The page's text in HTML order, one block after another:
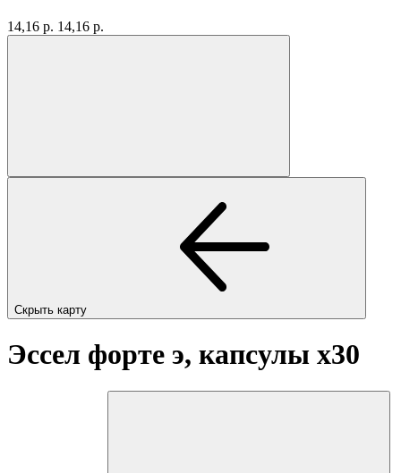
14,16 р. 14,16 р.
Скрыть карту
Эссел форте э, капсулы x30